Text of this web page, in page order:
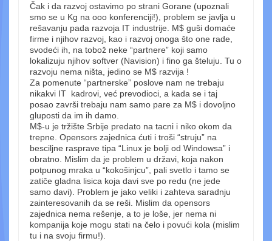
Čak i da razvoj ostavimo po strani Gorane (upoznali
smo se u Kg na ooo konferenciji!), problem se javlja u
rešavanju pada razvoja IT industrije. M$ guši domaće
firme i njihov razvoj, kao i razvoj onoga što one rade,
svodeći ih, na tobož neke “partnere” koji samo
lokalizuju njihov softver (Navision) i fino ga šteluju. Tu o
razvoju nema ništa, jedino se M$ razvija !
Za pomenute “partnerske” poslove nam ne trebaju
nikakvi IT kadrovi, već prevodioci, a kada se i taj
posao završi trebaju nam samo pare za M$ i dovoljno
gluposti da im ih damo.
M$-u je tržište Srbije predato na tacni i niko okom da
trepne. Opensors zajednica ćuti i troši “struju” na
besciljne rasprave tipa “Linux je bolji od Windowsa” i
obratno. Mislim da je problem u državi, koja nakon
potpunog mraka u “kokošinjcu”, pali svetlo i tamo se
zatiče gladna lisica koja davi sve po redu (ne jede
samo davi). Problem je jako veliki i zahteva saradnju
zainteresovanih da se reši. Mislim da opensors
zajednica nema rešenje, a to je loše, jer nema ni
kompanija koje mogu stati na čelo i povući kola (mislim
tu i na svoju firmu!).